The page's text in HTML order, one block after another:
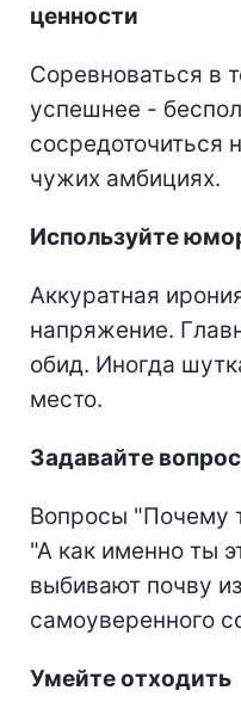
ценности
Соревноваться в
успешнее -
сосредоточиться
чужих амбициях.
Используйте
Аккуратная
напряжение.
обид. Иногда
место.
Задавайте
Вопросы "Почему
"А как именно ты
выбивают почву
самоуверенного
Умейте отходить